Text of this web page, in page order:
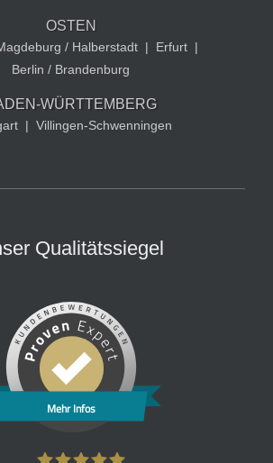
OSTEN
/ Halberstadt | Erfurt |
Berlin / Brandenburg
WÜRTTEMBERG
| Villingen-Schwenningen
Qualitätssiegel
Mehr Infos